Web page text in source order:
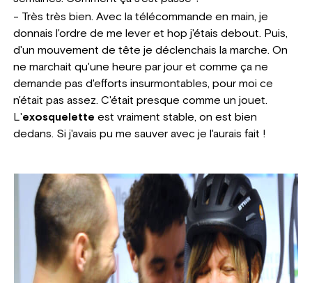
- Très très bien. Avec la télécommande en main, je
donnais l'ordre de me lever et hop j'étais debout. Puis,
d'un mouvement de tête je déclenchais la marche. On
ne marchait qu'une heure par jour et comme ça ne
demande pas d'efforts insurmontables, pour moi ce
n'était pas assez. C'était presque comme un jouet.
L'exosquelette est vraiment stable, on est bien
dedans. Si j'avais pu me sauver avec je l'aurais fait !